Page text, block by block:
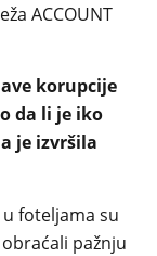
ACCOUNT
korupcije
da li je iko
je izvršila
foteljama su
pažnju